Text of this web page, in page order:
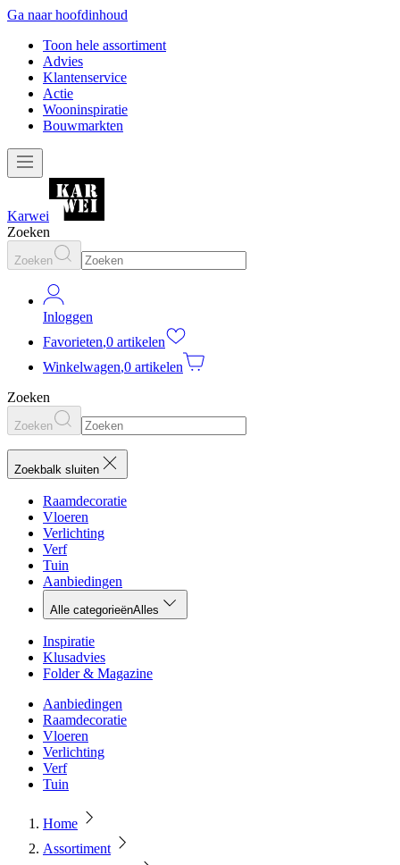
Ga naar hoofdinhoud
Toon hele assortiment
Advies
Klantenservice
Actie
Wooninspiratie
Bouwmarkten
Karwei
Zoeken
Zoeken
Inloggen
Favorieten,0 artikelen
Winkelwagen,0 artikelen
Zoeken
Zoeken
Zoekbalk sluiten
Raamdecoratie
Vloeren
Verlichting
Verf
Tuin
Aanbiedingen
Alle categorieënAlles
Inspiratie
Klusadvies
Folder & Magazine
Aanbiedingen
Raamdecoratie
Vloeren
Verlichting
Verf
Tuin
Home
Assortiment